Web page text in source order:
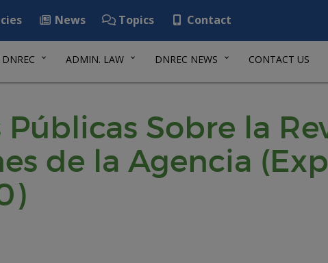
News Topics Contact
ADMIN. LAW DNREC NEWS CONTACT US
Sobre la
de la Agencia